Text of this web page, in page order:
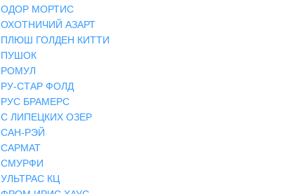
ОДОР МОРТИС
ОХОТНИЧИЙ АЗАРТ
ПЛЮШ ГОЛДЕН КИТТИ
ПУШОК
РОМУЛ
РУ-СТАР ФОЛД
РУС БРАМЕРС
С ЛИПЕЦКИХ ОЗЕР
САН-РЭЙ
САРМАТ
СМУРФИ
УЛЬТРАС КЦ